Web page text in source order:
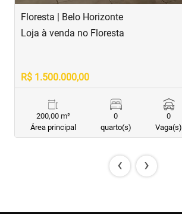
Floresta | Belo Horizonte
Loja à venda no Floresta
R$ 1.500.000,00
200,00 m²
Área principal
0
quarto(s)
0
Vaga(s)
‹ ›